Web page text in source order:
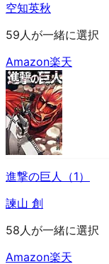
空知英秋
59人が一緒に選択
Amazon楽天
進撃の巨人（1）
諫山 創
58人が一緒に選択
Amazon楽天